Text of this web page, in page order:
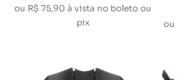
ou R$ 75,90 à vista no boleto ou
pix
ou